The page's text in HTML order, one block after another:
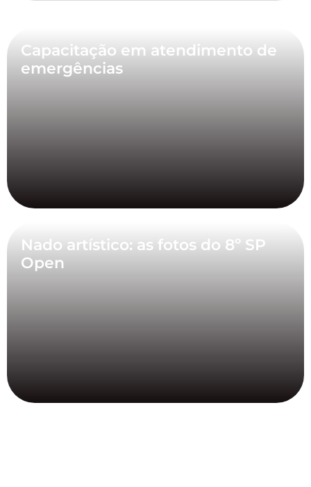
Capacitação em atendimento de
emergências
Nado artístico: as fotos do 8º SP
Open